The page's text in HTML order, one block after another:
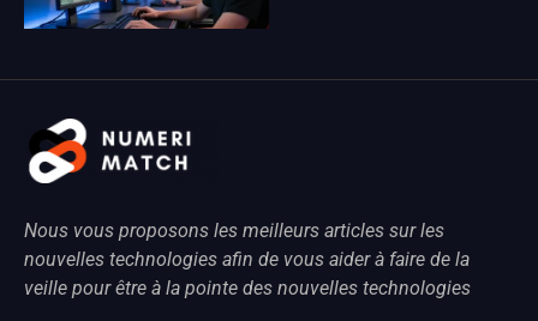
Nous vous proposons les meilleurs articles sur les
nouvelles technologies afin de vous aider à faire de la
veille pour être à la pointe des nouvelles technologies